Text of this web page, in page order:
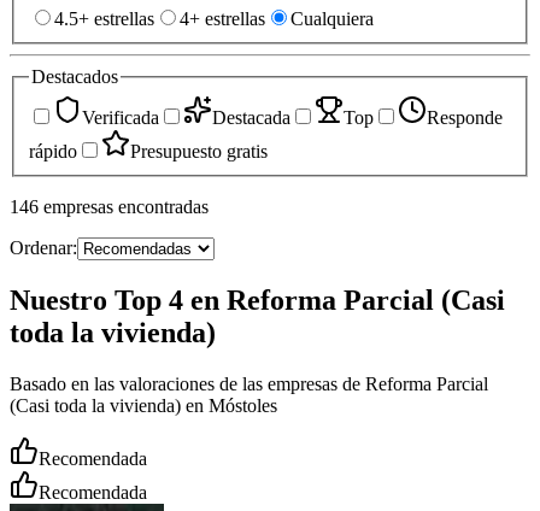
4.5+ estrellas
4+ estrellas Cualquiera
Destacados
Verificada
Destacada Top
Responde
rápido
Presupuesto gratis
146 empresas encontradas
Ordenar:
Nuestro Top 4 en Reforma Parcial (Casi
toda la vivienda)
Basado en las valoraciones de las empresas de Reforma Parcial
(Casi toda la vivienda) en Móstoles
Recomendada
Recomendada